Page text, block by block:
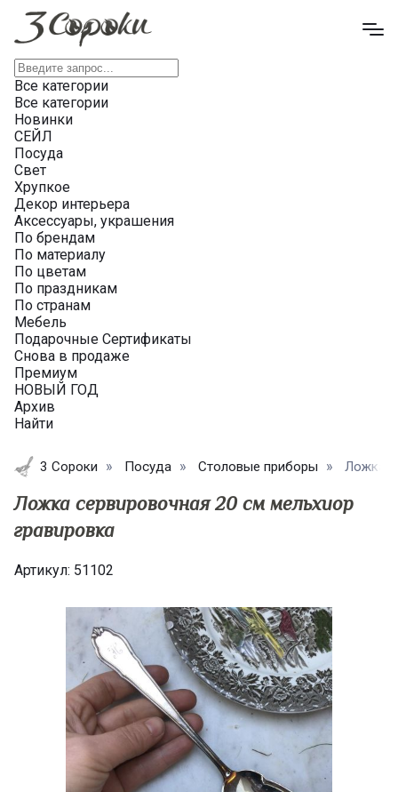
Все категории
Все категории
Новинки
СЕЙЛ
Посуда
Свет
Хрупкое
Декор интерьера
Аксессуары, украшения
По брендам
По материалу
По цветам
По праздникам
По странам
Мебель
Подарочные Сертификаты
Снова в продаже
Премиум
НОВЫЙ ГОД
Архив
Найти
3 Сороки Посуда Столовые приборы Ложка
Ложка сервировочная 20 см мельхиор
гравировка
Артикул: 51102